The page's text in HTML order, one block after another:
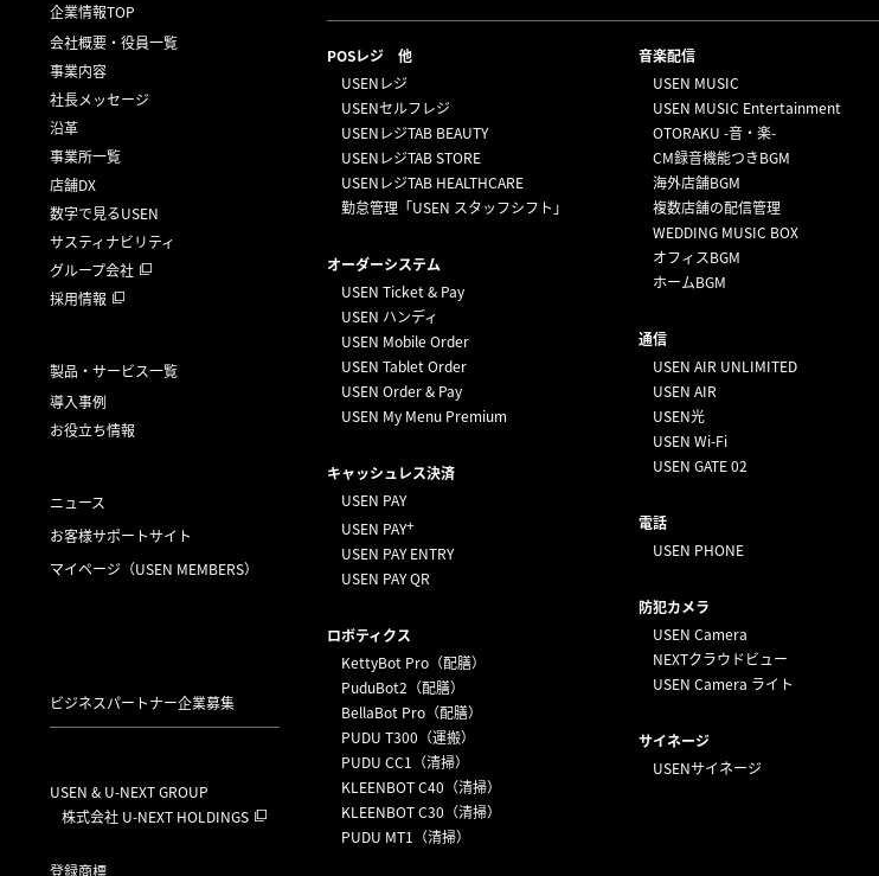
企業情報TOP
会社概要・役員一覧
事業内容
社長メッセージ
沿革
事業所一覧
店舗DX
数字で見るUSEN
サスティナビリティ
グループ会社
採用情報
製品・サービス一覧
導入事例
お役立ち情報
ニュース
お客様サポートサイト
マイページ （USEN MEMBERS）
ビジネスパートナー企業募集
USEN & U-NEXT GROUP
株式会社 U-NEXT HOLDINGS
登録商標
POSレジ 他
USENレジ
USENセルフレジ
USENレジTAB BEAUTY
USENレジTAB STORE
USENレジTAB HEALTHCARE
勤怠管理「USEN スタッフシフト」
オーダーシステム
USEN Ticket & Pay
USEN ハンディ
USEN Mobile Order
USEN Tablet Order
USEN Order & Pay
USEN My Menu Premium
キャッシュレス決済
USEN PAY
USEN PAY+
USEN PAY ENTRY
USEN PAY QR
ロボティクス
KettyBot Pro（配膳）
PuduBot2（配膳）
BellaBot Pro（配膳）
PUDU T300（運搬）
PUDU CC1（清掃）
KLEENBOT C40（清掃）
KLEENBOT C30（清掃）
PUDU MT1（清掃）
⁩音楽配信
USEN MUSIC
USEN MUSIC Entertainment
OTORAKU -音・楽-
CM録音機能つきBGM
海外店舗BGM
複数店舗の配信管理
WEDDING MUSIC BOX
オフィスBGM
ホームBGM
通信
USEN AIR UNLIMITED
USEN AIR
USEN光
USEN Wi-Fi
USEN GATE 02
電話
USEN PHONE
防犯カメラ
USEN Camera
NEXTクラウドビュー
USEN Camera ライト
サイネージ
USENサイネージ